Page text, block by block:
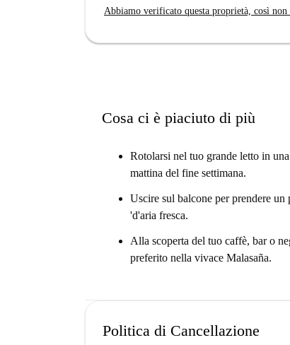
Noi la pensiamo così. Se vuoi quella
persone.
Tutte le camere sono arredate con
Sei in uno dei quartieri più vivaci e
Ma devi sapere questo ...
Con 3 bagni, saranno 3-4 inquilini
Abbiamo verificato questa proprietà, così
Cosa ci è piaciuto di più
Rotolarsi nel tuo grande letto in una
mattina del fine settimana.
Uscire sul balcone per prendere un
'd'aria fresca.
Alla scoperta del tuo caffè, bar o
preferito nella vivace Malasaña.
Politica di Cancellazione